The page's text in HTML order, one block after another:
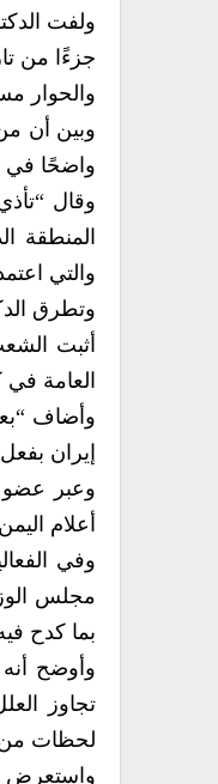
ولفت
جزءًا من
والحوار
وبين أن
واضحًا في
وقال
المنطقة
والتي
وتطرق
أثبت
العامة
وأضاف
إيران
وعبر عضو
أعلام
وفي
مجلس
بما كدح
وأوضح أنه
تجاوز
لحظات من
واستعرض